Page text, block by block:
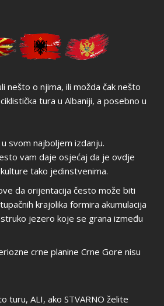
nešto o njima, ili možda čak nešto
tura u Albaniji, a posebno u
svom najboljem izdanju.
vam daje osjećaj da je ovdje
tako jedinstvenima.
da orijentacija često može biti
krajolika formira akumulacija
jezero koje se grana između
crne planine Crne Gore nisu
turu, ALI, ako STVARNO želite